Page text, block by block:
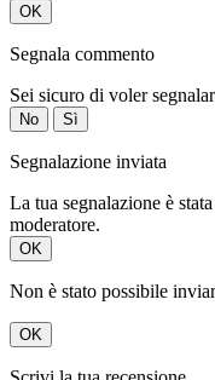
OK
Segnala commento
Sei sicuro di voler
No Sì
Segnalazione inviata
La tua segnalazione è
moderatore.
OK
Non è stato possibile
OK